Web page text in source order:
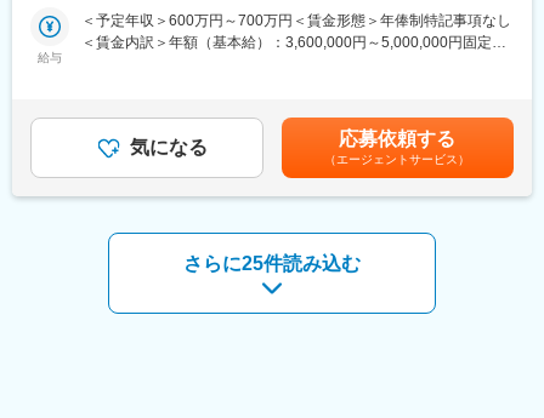
工事に伴う用地調査業務
・直近の実績：災害対応業務（東日本大震災、熊本地震、西日本
◇無借金経営、資本金1億円の安定した経営基盤・施設運営などの
新規事業にも積極的で安定と成長投資の両軸経営
◇「人」を大切にする社風で社員定着率が高く安定した昇給制度
あり・毎年10名程度の『技術士』合格者を輩出するなど人材育成
◇特許やNETIS等の自社開発技術も多数あり
活用し、３Ｄ設計・施工計画の策定も行っています。
AIやクラウドなどDXの活用により、作業の効率化を進め、ワーク
ライフバランスにも寄与しています。
基本的に1案件を複数名でご担当いただきます。
＼働く魅力／
・ベテランの先輩の方々が多い中、近年では若い後輩も多く入社
しており、部署を超えて気軽に相談できる風通しの良いフランク
・クラブ活動や若手の交流も活発に行われています。
・最新技術を取り入れているため、最新機器をお使いしていただ
給与
＜予定年収＞600万円～700万円＜賃金形態＞年俸制特記事項なし
＜賃金内訳＞年額（基本給）：3,600,000円～5,000,000円固定残
補足＞■スキルやご経験により考慮致します。※会社の業績の状況
により、決算賞与が支給されます。賃金はあくまでも目安の金額
であり、選考を通じて上下する可能性があります。月給(月額)は固
定手当を含めた表記です。
気になる 応募依頼する
（エージェントサービス）
さらに25件読み込む